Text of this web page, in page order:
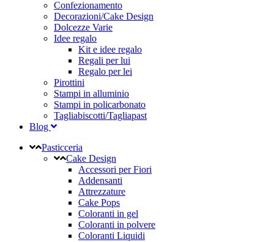
Confezionamento
Decorazioni/Cake Design
Dolcezze Varie
Idee regalo
Kit e idee regalo
Regali per lui
Regalo per lei
Pirottini
Stampi in alluminio
Stampi in policarbonato
Tagliabiscotti/Tagliapast
Blog
Pasticceria
Cake Design
Accessori per Fiori
Addensanti
Attrezzature
Cake Pops
Coloranti in gel
Coloranti in polvere
Coloranti Liquidi